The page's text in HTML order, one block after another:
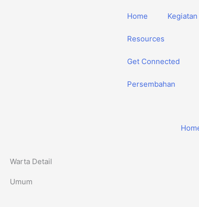
Home Kegiatan
Resources
Get Connected
Persembahan
Warta Detail
Umum